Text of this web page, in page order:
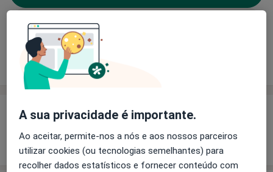
Solicite um atendimento
Experiência Preços
Experiência
Mostrar mais detalhes
sobre a experiência
A sua privacidade é importante.
Ao aceitar, permite-nos a nós e aos nossos parceiros
utilizar cookies (ou tecnologias semelhantes) para
recolher dados estatísticos e fornecer conteúdo com